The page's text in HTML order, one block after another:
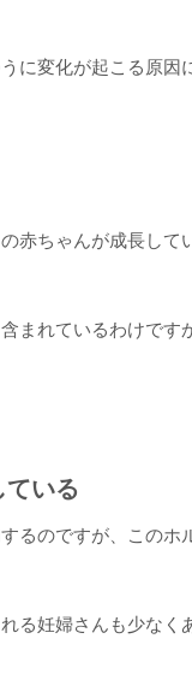
に変化が起こる原因
赤ちゃんが成長して
まれているわけです
いる
るのですが、このホ
る妊婦さんも少なく